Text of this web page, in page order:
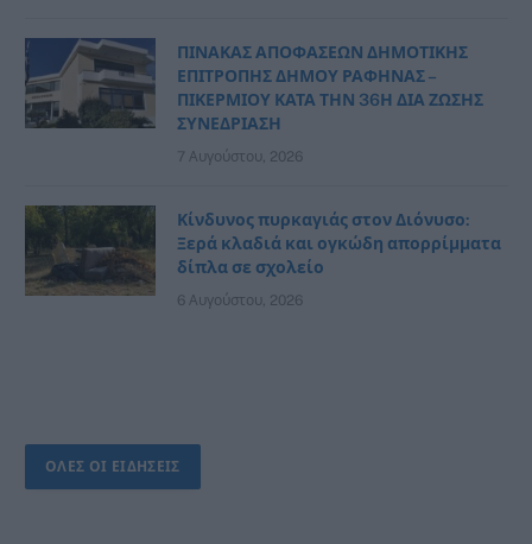
ΠΙΝΑΚΑΣ ΑΠΟΦΑΣΕΩΝ ΔΗΜΟΤΙΚΗΣ
ΕΠΙΤΡΟΠΗΣ ΔΗΜΟΥ ΡΑΦΗΝΑΣ –
ΠΙΚΕΡΜΙΟΥ ΚΑΤΑ ΤΗΝ 36Η ΔΙΑ ΖΩΣΗΣ
ΣΥΝΕΔΡΙΑΣΗ
7 Αυγούστου, 2026
Κίνδυνος πυρκαγιάς στον Διόνυσο:
Ξερά κλαδιά και ογκώδη απορρίμματα
δίπλα σε σχολείο
6 Αυγούστου, 2026
ΟΛΕΣ ΟΙ ΕΙΔΗΣΕΙΣ